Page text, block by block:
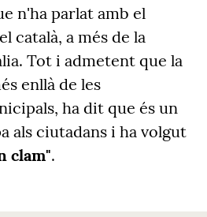
n'ha parlat amb el
català, a més de la
Tot i admetent que la
enllà de les
ha dit que és un
als ciutadans i ha volgut
clam".